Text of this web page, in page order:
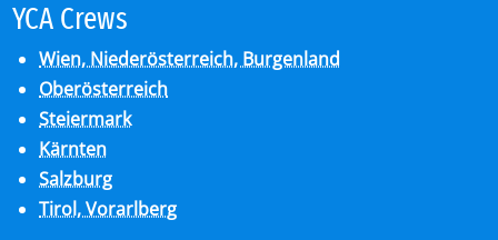
YCA Crews
Wien, Niederösterreich, Burgenland
Oberösterreich
Steiermark
Kärnten
Salzburg
Tirol, Vorarlberg